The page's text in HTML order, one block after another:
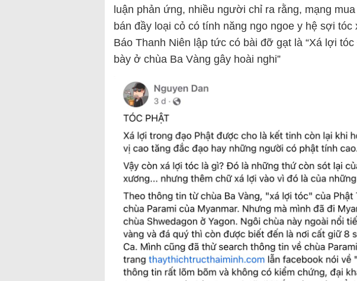
luận phản ứng, nhiều người chỉ ra rằng, mạng
bán đầy loại cỏ có tính năng ngo ngoe y hệ sợi tóc
Báo Thanh Niên lập tức có bài đỡ gạt là “Xá lợi
bày ở chùa Ba Vàng gây hoài nghi”